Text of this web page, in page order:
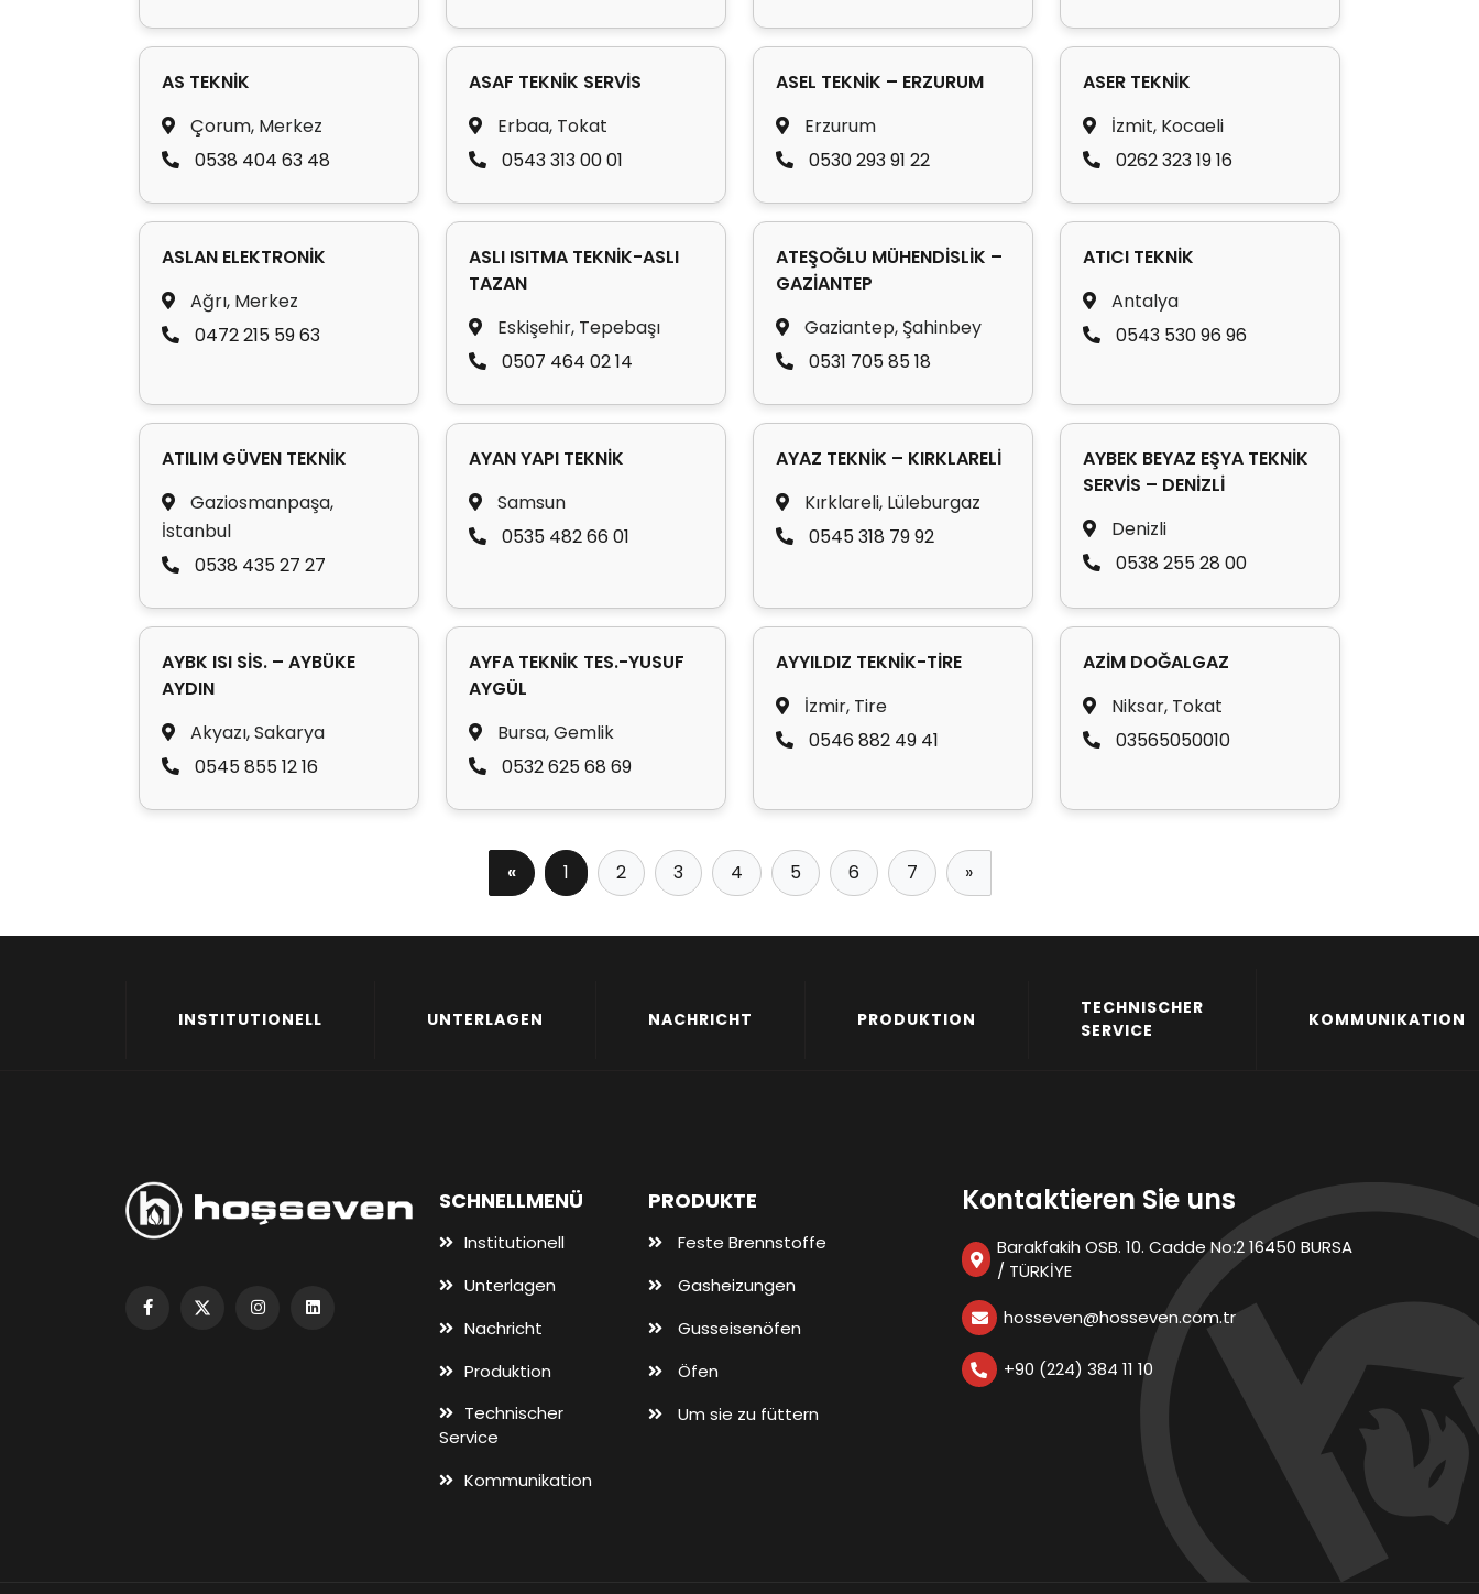
AS TEKNİK
Çorum, Merkez
0538 404 63 48
ASAF TEKNİK SERVİS
Erbaa, Tokat
0543 313 00 01
ASEL TEKNİK – ERZURUM
Erzurum
0530 293 91 22
ASER TEKNİK
İzmit, Kocaeli
0262 323 19 16
ASLAN ELEKTRONİK
Ağrı, Merkez
0472 215 59 63
ASLI ISITMA TEKNİK-ASLI
TAZAN
Eskişehir, Tepebaşı
0507 464 02 14
ATEŞOĞLU MÜHENDİSLİK –
GAZİANTEP
Gaziantep, Şahinbey
0531 705 85 18
ATICI TEKNİK
Antalya
0543 530 96 96
ATILIM GÜVEN TEKNİK
Gaziosmanpaşa,
İstanbul
0538 435 27 27
AYAN YAPI TEKNİK
Samsun
0535 482 66 01
AYAZ TEKNİK – KIRKLARELİ
Kırklareli, Lüleburgaz
0545 318 79 92
AYBEK BEYAZ EŞYA TEKNİK
SERVİS – DENİZLİ
Denizli
0538 255 28 00
AYBK ISI SİS. – AYBÜKE
AYDIN
Akyazı, Sakarya
0545 855 12 16
AYFA TEKNİK TES.-YUSUF
AYGÜL
Bursa, Gemlik
0532 625 68 69
AYYILDIZ TEKNİK-TİRE
İzmir, Tire
0546 882 49 41
AZİM DOĞALGAZ
Niksar, Tokat
03565050010
« 1 2 3 4 5 6 7 »
INSTITUTIONELL UNTERLAGEN NACHRICHT PRODUKTION
TECHNISCHER
SERVICE
KOMMUNIKATION
SCHNELLMENÜ
Institutionell
Unterlagen
Nachricht
Produktion
Technischer
Service
Kommunikation
PRODUKTE
Feste Brennstoffe
Gasheizungen
Gusseisenöfen
Öfen
Um sie zu füttern
Kontaktieren Sie uns
Barakfakih OSB. 10. Cadde No:2 16450 BURSA
/ TÜRKİYE
hosseven@hosseven.com.tr
+90 (224) 384 11 10